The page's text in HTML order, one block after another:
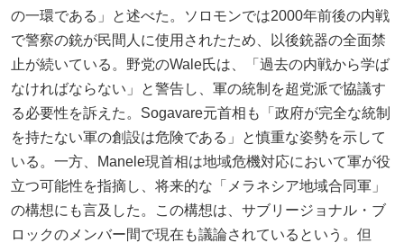
の一環である」と述べた。ソロモンでは2000年前後の内戦
で警察の銃が民間人に使用されたため、以後銃器の全面禁
止が続いている。野党のWale氏は、「過去の内戦から学ば
なければならない」と警告し、軍の統制を超党派で協議す
る必要性を訴えた。Sogavare元首相も「政府が完全な統制
を持たない軍の創設は危険である」と慎重な姿勢を示して
いる。一方、Manele現首相は地域危機対応において軍が役
立つ可能性を指摘し、将来的な「メラネシア地域合同軍」
の構想にも言及した。この構想は、サブリージョナル・ブ
ロックのメンバー間で現在も議論されているという。但